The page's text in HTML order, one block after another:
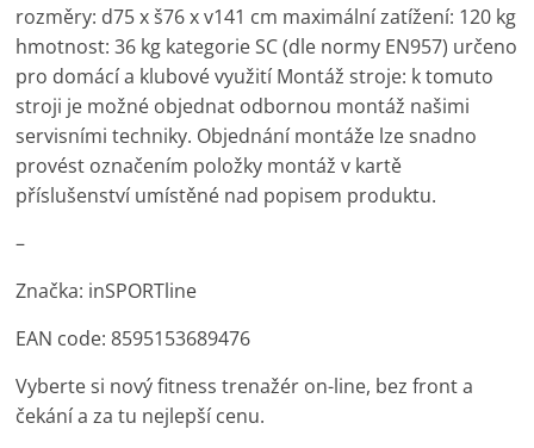
rozměry: d75 x š76 x v141 cm maximální zatížení: 120 kg
hmotnost: 36 kg kategorie SC (dle normy EN957) určeno
pro domácí a klubové využití Montáž stroje: k tomuto
stroji je možné objednat odbornou montáž našimi
servisními techniky. Objednání montáže lze snadno
provést označením položky montáž v kartě
příslušenství umístěné nad popisem produktu.
–
Značka: inSPORTline
EAN code: 8595153689476
Vyberte si nový fitness trenažér on-line, bez front a
čekání a za tu nejlepší cenu.